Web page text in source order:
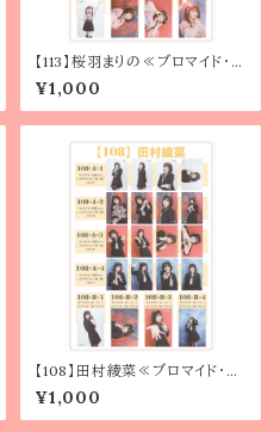
【113】桜羽まりの≪ブロマイド・ポ
ートレート≫
¥1,000
【108】田村綾菜≪ブロマイド・ポ
ートレート≫
¥1,000